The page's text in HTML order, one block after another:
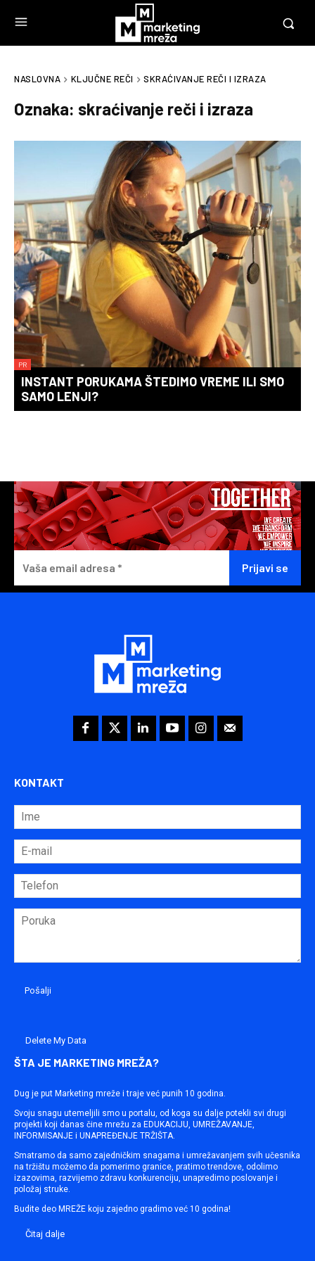
NASLOVNA KLJUČNE REČI SKRAĆIVANJE REČI I IZRAZA
Oznaka: skraćivanje reči i izraza
PR
INSTANT PORUKAMA ŠTEDIMO VREME ILI SMO
SAMO LENJI?
KONTAKT
Delete My Data
ŠTA JE MARKETING MREŽA?
Dug je put Marketing mreže i traje već punih 10 godina.
Svoju snagu utemeljili smo u portalu, od koga su dalje potekli svi drugi
projekti koji danas čine mrežu za EDUKACIJU, UMREŽAVANJE,
INFORMISANJE i UNAPREĐENJE TRŽIŠTA.
Smatramo da samo zajedničkim snagama i umrežavanjem svih učesnika
na tržištu možemo da pomerimo granice, pratimo trendove, odolimo
izazovima, razvijemo zdravu konkurenciju, unapredimo poslovanje i
položaj struke.
Budite deo MREŽE koju zajedno gradimo već 10 godina!
Čitaj dalje